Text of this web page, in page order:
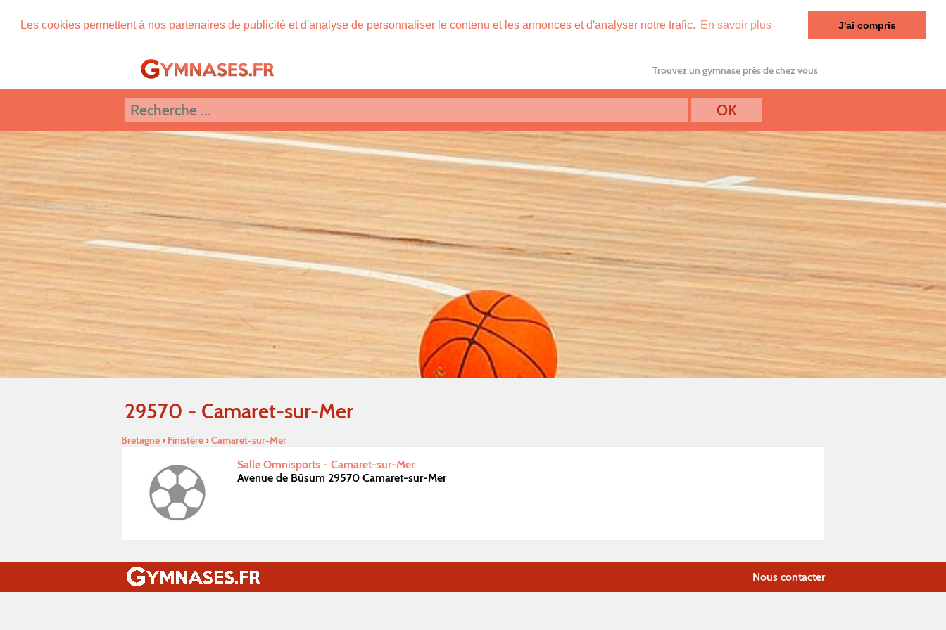
Les cookies permettent à nos partenaires de publicité et d'analyse de personnaliser le contenu et les annonces et d'analyser notre trafic. En savoir plus J'ai compris
Trouvez un gymnase près de chez vous
29570 - Camaret-sur-Mer
Bretagne› Finistére›Camaret-sur-Mer
Salle Omnisports - Camaret-sur-Mer
Avenue de Büsum 29570 Camaret-sur-Mer
Nous contacter